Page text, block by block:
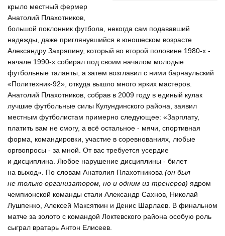
крыло местный фермер
Анатолий Плахотников,
большой поклонник футбола, некогда сам подававший
надежды, даже приглянувшийся в юношеском возрасте
Александру Захряпину, который во второй половине 1980-х -
начале 1990-х собирал под своим началом молодые
футбольные таланты, а затем возглавил с ними барнаульский
«Политехник-92», откуда вышло много ярких мастеров.
Анатолий Плахотников, собрав в 2009 году в единый кулак
лучшие футбольные силы Кулундинского района, заявил
местным футболистам примерно следующее: «Зарплату,
платить вам не смогу, а всё остальное - мячи, спортивная
форма, командировки, участие в соревнованиях, любые
оргвопросы - за мной. От вас требуется усердие
и дисциплина. Любое нарушение дисциплины - билет
на выход». По словам Анатолия Плахотникова (он был
не только организатором, но и одним из тренеров) ядром
чемпионской команды стали Александр Сахнов, Николай
Лушпенко, Алексей Максяткин и Денис Шарлаев. В финальном
матче за золото с командой Локтевского района особую роль
сыграл вратарь Антон Елисеев.